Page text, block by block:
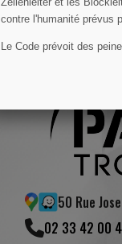
50 Rue
02 33 42 00
contre l'humanité prévus
Le Code prévoit des